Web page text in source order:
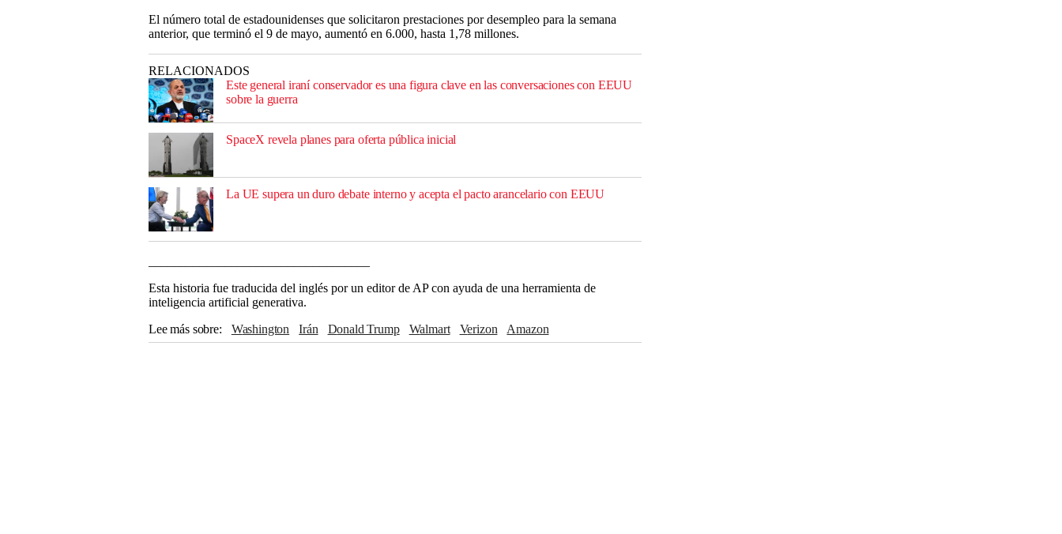
El número total de estadounidenses que solicitaron prestaciones por desempleo para la semana
anterior, que terminó el 9 de mayo, aumentó en 6.000, hasta 1,78 millones.
RELACIONADOS
Este general iraní conservador es una figura clave en las conversaciones con EEUU
sobre la guerra
SpaceX revela planes para oferta pública inicial
La UE supera un duro debate interno y acepta el pacto arancelario con EEUU
Esta historia fue traducida del inglés por un editor de AP con ayuda de una herramienta de
inteligencia artificial generativa.
Lee más sobre
Washington Irán Donald Trump Walmart Verizon Amazon